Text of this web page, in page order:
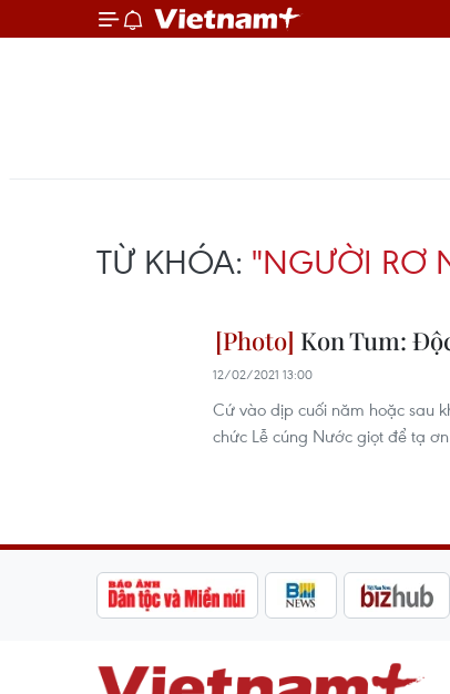
TỪ KHÓA: "NGƯỜI RƠ
Kon Tum:
12/02/2021 13:00
Cứ vào dịp cuối năm hoặc sau
chức Lễ cúng Nước giọt để tạ